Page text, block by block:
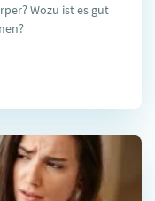
Wozu ist es gut